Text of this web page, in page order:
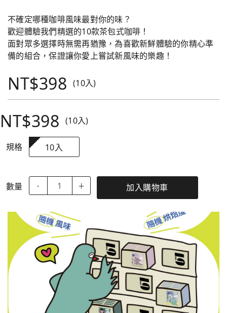
不確定哪種咖啡風味最對你的味？
歡迎體驗我們精選的10款茶包式咖啡！
面對眾多選擇時無需再猶豫，為喜歡新鮮體驗的你精心準
備的組合，保證讓你愛上嘗試新風味的樂趣！
NT$398 (10入)
NT$398 (10入)
規格 10入
數量 - ＋ 加入購物車